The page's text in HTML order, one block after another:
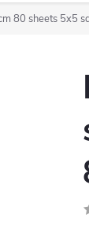
80 sheets 5x5